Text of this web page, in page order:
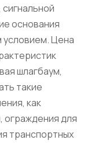
основания
условием. Цена
шлагбаум,
такие
как
ограждения для
транспортных